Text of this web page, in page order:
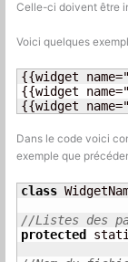
Celle-ci doivent être
Voici quelques
{{widget
{{widget
{{widget
Dans le code voici
exemple que
class
//Listes des
protected